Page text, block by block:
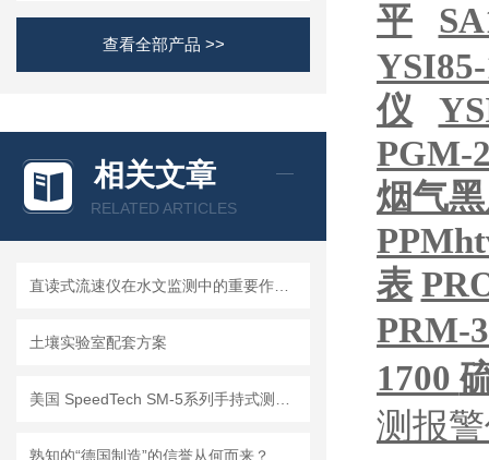
查看全部产品 >>
相关文章
RELATED ARTICLES
土壤实验室配套方案
熟知的“德国制造”的信誉从何而来？
平
仪
PGM-
烟气
表
PRM-
1700
测报